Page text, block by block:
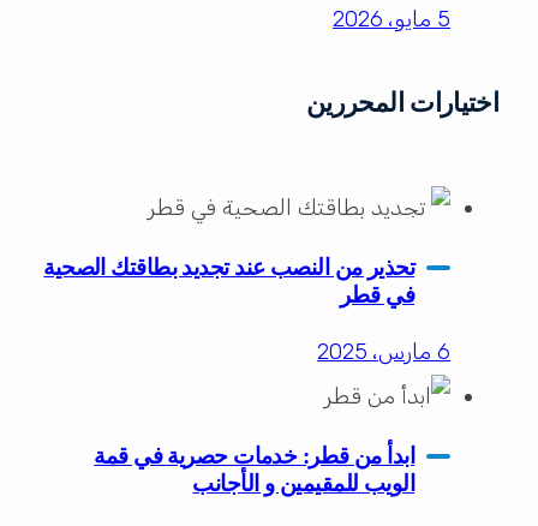
5 مايو، 2026
اختيارات المحررين
تحذير من النصب عند تجديد بطاقتك الصحية
في قطر
6 مارس، 2025
ابدأ من قطر: خدمات حصرية في قمة
الويب للمقيمين و الأجانب